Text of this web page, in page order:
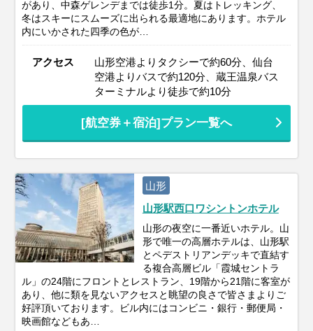
があり、中森ゲレンデまでは徒歩1分。夏はトレッキング、
冬はスキーにスムーズに出られる最適地にあります。ホテル
内にいかされた四季の色が…
アクセス
山形空港よりタクシーで約60分、仙台
空港よりバスで約120分、蔵王温泉バス
ターミナルより徒歩で約10分
[航空券＋宿泊]プラン一覧へ
山形
山形駅西口ワシントンホテル
山形の夜空に一番近いホテル。山
形で唯一の高層ホテルは、山形駅
とペデストリアンデッキで直結す
る複合高層ビル「霞城セントラ
ル」の24階にフロントとレストラン、19階から21階に客室が
あり、他に類を見ないアクセスと眺望の良さで皆さまよりご
好評頂いております。ビル内にはコンビニ・銀行・郵便局・
映画館などもあ…